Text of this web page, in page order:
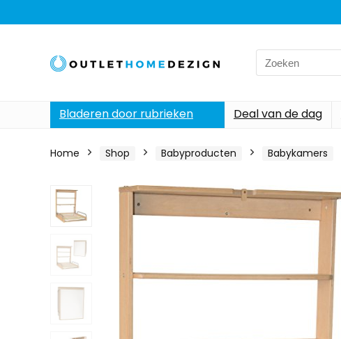
Search
for:
Bladeren door rubrieken Deal van de dag
Home Shop Babyproducten Babykamers